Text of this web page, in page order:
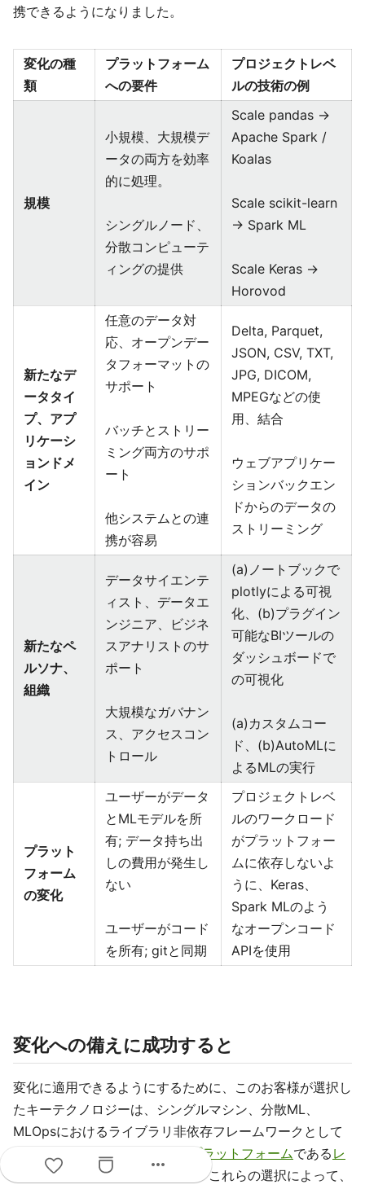
携できるようになりました。
変化の種
類
プラットフォーム
への要件
プロジェクトレベ
ルの技術の例
規模
小規模、大規模デ
ータの両方を効率
的に処理。
シングルノード、
分散コンピューテ
ィングの提供
Scale pandas →
Apache Spark /
Koalas
Scale scikit-learn
→ Spark ML
Scale Keras →
Horovod
新たなデ
ータタイ
プ、アプ
リケーシ
ョンドメ
イン
任意のデータ対
応、オープンデー
タフォーマットの
サポート
バッチとストリー
ミング両方のサポ
ート
他システムとの連
携が容易
Delta, Parquet,
JSON, CSV, TXT,
JPG, DICOM,
MPEGなどの使
用、結合
ウェブアプリケー
ションバックエン
ドからのデータの
ストリーミング
新たなペ
ルソナ、
組織
データサイエンテ
ィスト、データエ
ンジニア、ビジネ
スアナリストのサ
ポート
大規模なガバナン
ス、アクセスコン
トロール
(a)ノートブックで
plotlyによる可視
化、(b)プラグイン
可能なBIツールの
ダッシュボードで
の可視化
(a)カスタムコー
ド、(b)AutoMLに
よるMLの実行
プラット
フォーム
の変化
ユーザーがデータ
とMLモデルを所
有; データ持ち出
しの費用が発生し
ない
ユーザーがコード
を所有; gitと同期
プロジェクトレベ
ルのワークロード
がプラットフォー
ムに依存しないよ
うに、Keras、
Spark MLのよう
なオープンコード
APIを使用
変化への備えに成功すると
変化に適用できるようにするために、このお客様が選択し
たキーテクノロジーは、シングルマシン、分散ML、
MLOpsにおけるライブラリ非依存フレームワークとして
MLflow をサポートしている プラットフォームである レ
イクハウスアーキテクチャ
です。これらの選択によって、
more_horiz